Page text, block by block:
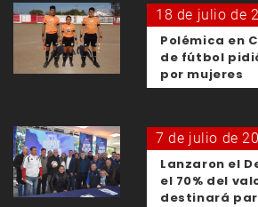
18 de julio de
Polémica en
de fútbol
por mujeres
7 de julio de
Lanzaron el
el 70% del
destinará